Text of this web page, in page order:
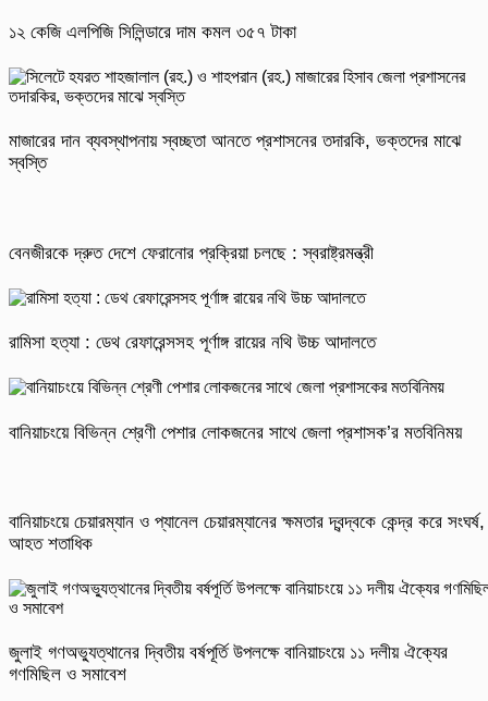
১২ কেজি এলপিজি সিলিন্ডারে দাম কমল ৩৫৭ টাকা
মাজারের দান ব্যবস্থাপনায় স্বচ্ছতা আনতে প্রশাসনের তদারকি, ভক্তদের মাঝে
স্বস্তি
বেনজীরকে দ্রুত দেশে ফেরানোর প্রক্রিয়া চলছে : স্বরাষ্ট্রমন্ত্রী
রামিসা হত্যা : ডেথ রেফারেন্সসহ পূর্ণাঙ্গ রায়ের নথি উচ্চ আদালতে
বানিয়াচংয়ে বিভিন্ন শ্রেণী পেশার লোকজনের সাথে জেলা প্রশাসক’র মতবিনিময়
বানিয়াচংয়ে চেয়ারম্যান ও প্যানেল চেয়ারম্যানের ক্ষমতার দ্বন্দ্বকে কেন্দ্র করে সংঘর্ষ,
আহত শতাধিক
জুলাই গণঅভ্যুত্থানের দ্বিতীয় বর্ষপূর্তি উপলক্ষে বানিয়াচংয়ে ১১ দলীয় ঐক্যের
গণমিছিল ও সমাবেশ